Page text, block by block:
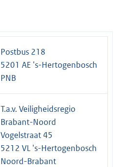
Postbus 218
5201 AE 's-Hertogenbosch
PNB
T.a.v. Veiligheidsregio
Brabant-Noord
Vogelstraat 45
5212 VL 's-Hertogenbosch
Noord-Brabant